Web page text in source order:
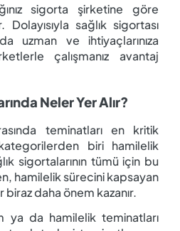
sigorta şirketine göre
sağlık sigortası
uzman ve ihtiyaçlarınıza
çalışmanız avantaj
Neler Yer Alır?
teminatları en kritik
biri hamilelik
sigortalarının tümü için bu
hamilelik sürecini kapsayan
daha önem kazanır.
ya da hamilelik teminatları